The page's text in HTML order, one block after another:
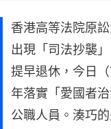
香港高等法院原
出現「司法抄襲
提早退休，今日
年落實「愛國者
公職人員。湊巧